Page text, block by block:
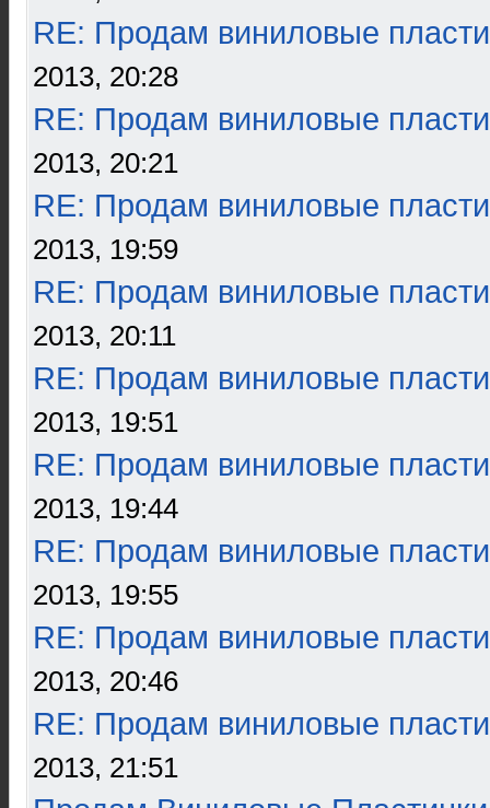
RE: Продам виниловые
2013, 20:28
RE: Продам виниловые
2013, 20:21
RE: Продам виниловые
2013, 19:59
RE: Продам виниловые
2013, 20:11
RE: Продам виниловые
2013, 19:51
RE: Продам виниловые
2013, 19:44
RE: Продам виниловые
2013, 19:55
RE: Продам виниловые
2013, 20:46
RE: Продам виниловые
2013, 21:51